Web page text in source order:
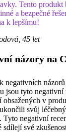
Tento produkt
a bezpečné
k lepšímu!
45 let
názory na
negativních
jsou tyto negativní
obsažených v
svůj
Tyto negativní
sdílejí své